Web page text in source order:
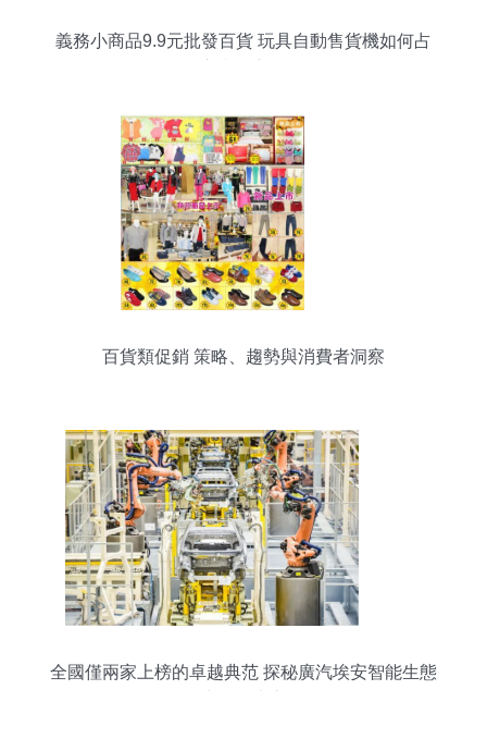
義務小商品9.9元批發百貨 玩具自動售貨機如何占
百貨類促銷 策略、趨勢與消費者洞察
全國僅兩家上榜的卓越典范 探秘廣汽埃安智能生態